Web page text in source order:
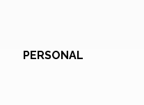
PERSONAL